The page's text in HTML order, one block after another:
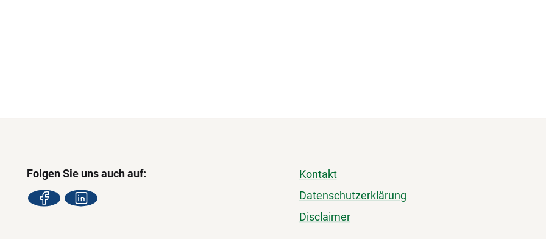
Folgen Sie uns auch auf:
Kontakt
Datenschutzerklärung
Disclaimer